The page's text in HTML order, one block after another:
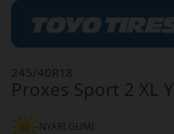
Proxes Sport 2 XL Y
245/40R18
NYÁRI GUMI